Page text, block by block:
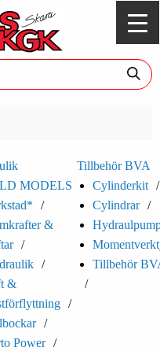
MODELS
&
&
Power
Tillbehör BVA
Cylinderkit
Cylindrar
Tillbehör